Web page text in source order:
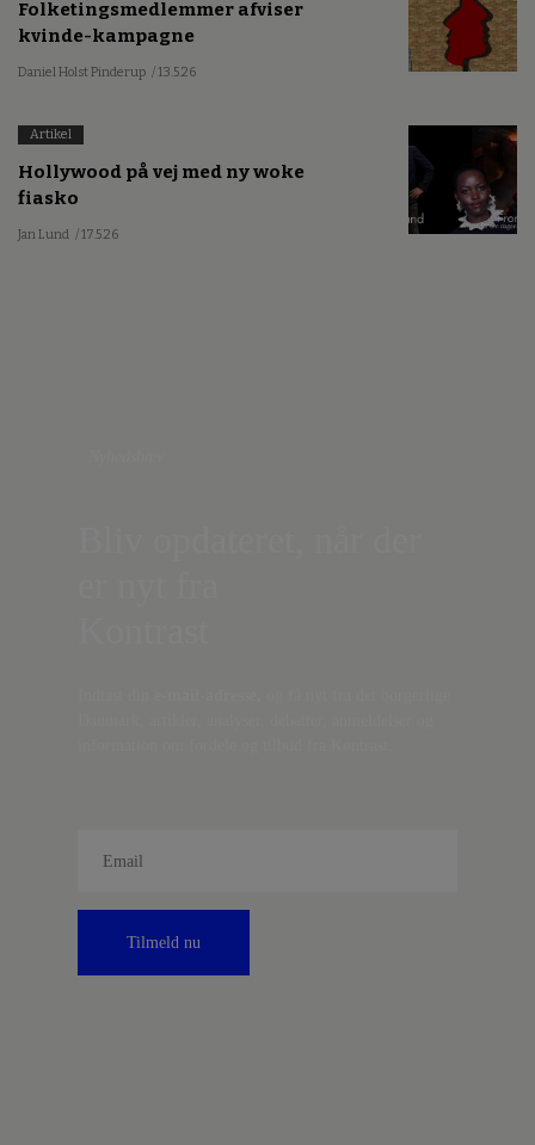
Folketingsmedlemmer afviser
kvinde-kampagne
Daniel Holst Pinderup / 13.5.26
Artikel
Hollywood på vej med ny woke
fiasko
Jan Lund / 17.5.26
Tilmeld nu